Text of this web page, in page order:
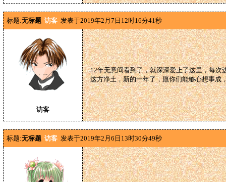
标题:无标题 访客 发表于2019年2月7日12时16分41秒
访客
12年无意间看到了，就深深爱上了这里，每
这方净土，新的一年了，愿你们能够心想事成
标题:无标题 访客 发表于2019年2月6日13时30分49秒